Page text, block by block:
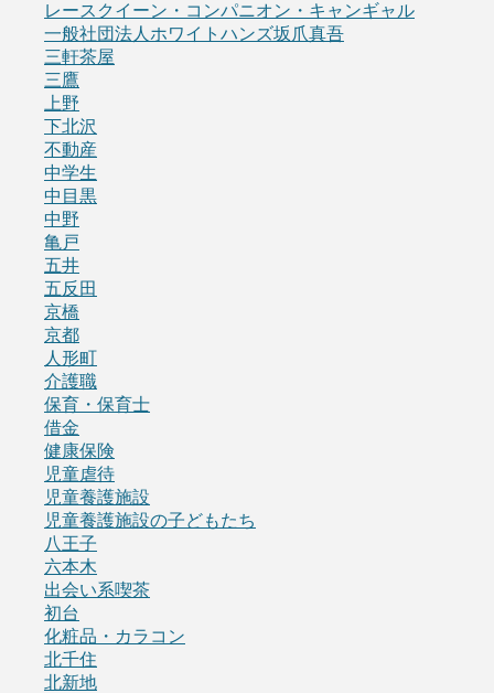
レースクイーン・コンパニオン・キャンギャル
一般社団法人ホワイトハンズ坂爪真吾
三軒茶屋
三鷹
上野
下北沢
不動産
中学生
中目黒
中野
亀戸
五井
五反田
京橋
京都
人形町
介護職
保育・保育士
借金
健康保険
児童虐待
児童養護施設
児童養護施設の子どもたち
八王子
六本木
出会い系喫茶
初台
化粧品・カラコン
北千住
北新地